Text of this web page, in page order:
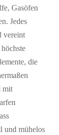
Gasöfen
Jedes
vereint
die
mit
und mühelos